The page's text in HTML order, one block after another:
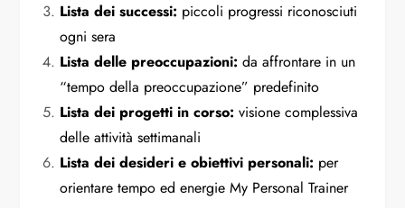
Lista dei successi: piccoli progressi riconosciuti
ogni sera
Lista delle preoccupazioni: da affrontare in un
“tempo della preoccupazione” predefinito
Lista dei progetti in corso: visione complessiva
delle attività settimanali
Lista dei desideri e obiettivi personali: per
orientare tempo ed energie My Personal Trainer